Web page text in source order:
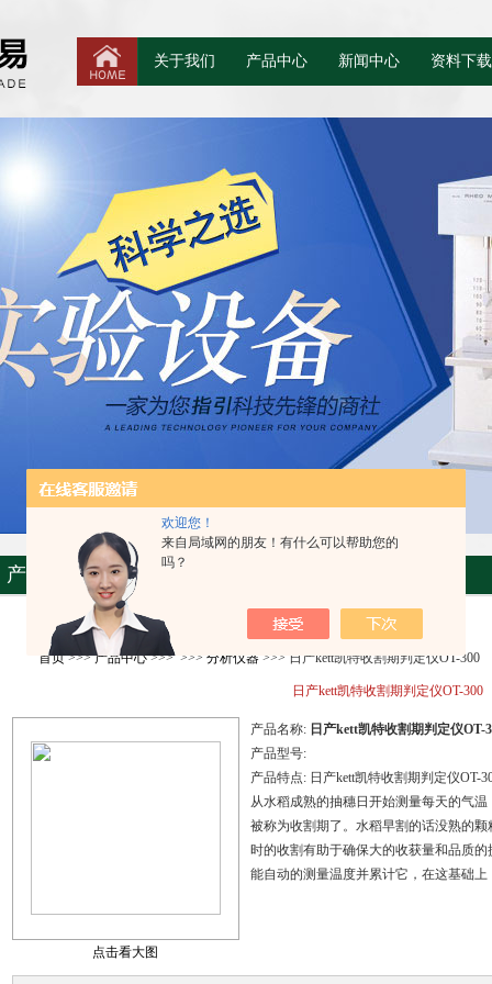
欢迎您！
来自局域网的朋友！有什么可以帮助您的
吗？
关于我们 产品中心 新闻中心 资料下载
产品资料
首页>>>产品中心>>> >>> 分析仪器>>> 日产kett凯特收割期判定仪OT-300
日产kett凯特收割期判定仪OT-300
点击看大图
产品名称: 日产kett凯特收割期判定仪OT-
产品型号:
产品特点: 日产kett凯特收割期判定仪OT-
从水稻成熟的抽穗日开始测量每天的气
被称为收割期了。水稻早割的话没熟的
时的收割有助于确保大的收获量和品质
能自动的测量温度并累计它，在这基础